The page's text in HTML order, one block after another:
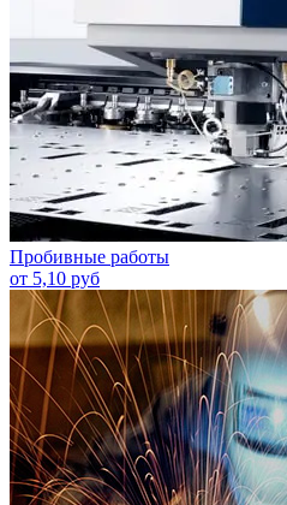
Пробивные работы
от 5,10 руб